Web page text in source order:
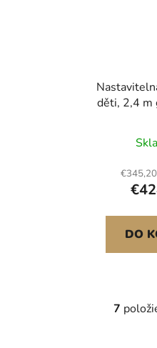
děti, 2,4 m
pro
pro
DO
7